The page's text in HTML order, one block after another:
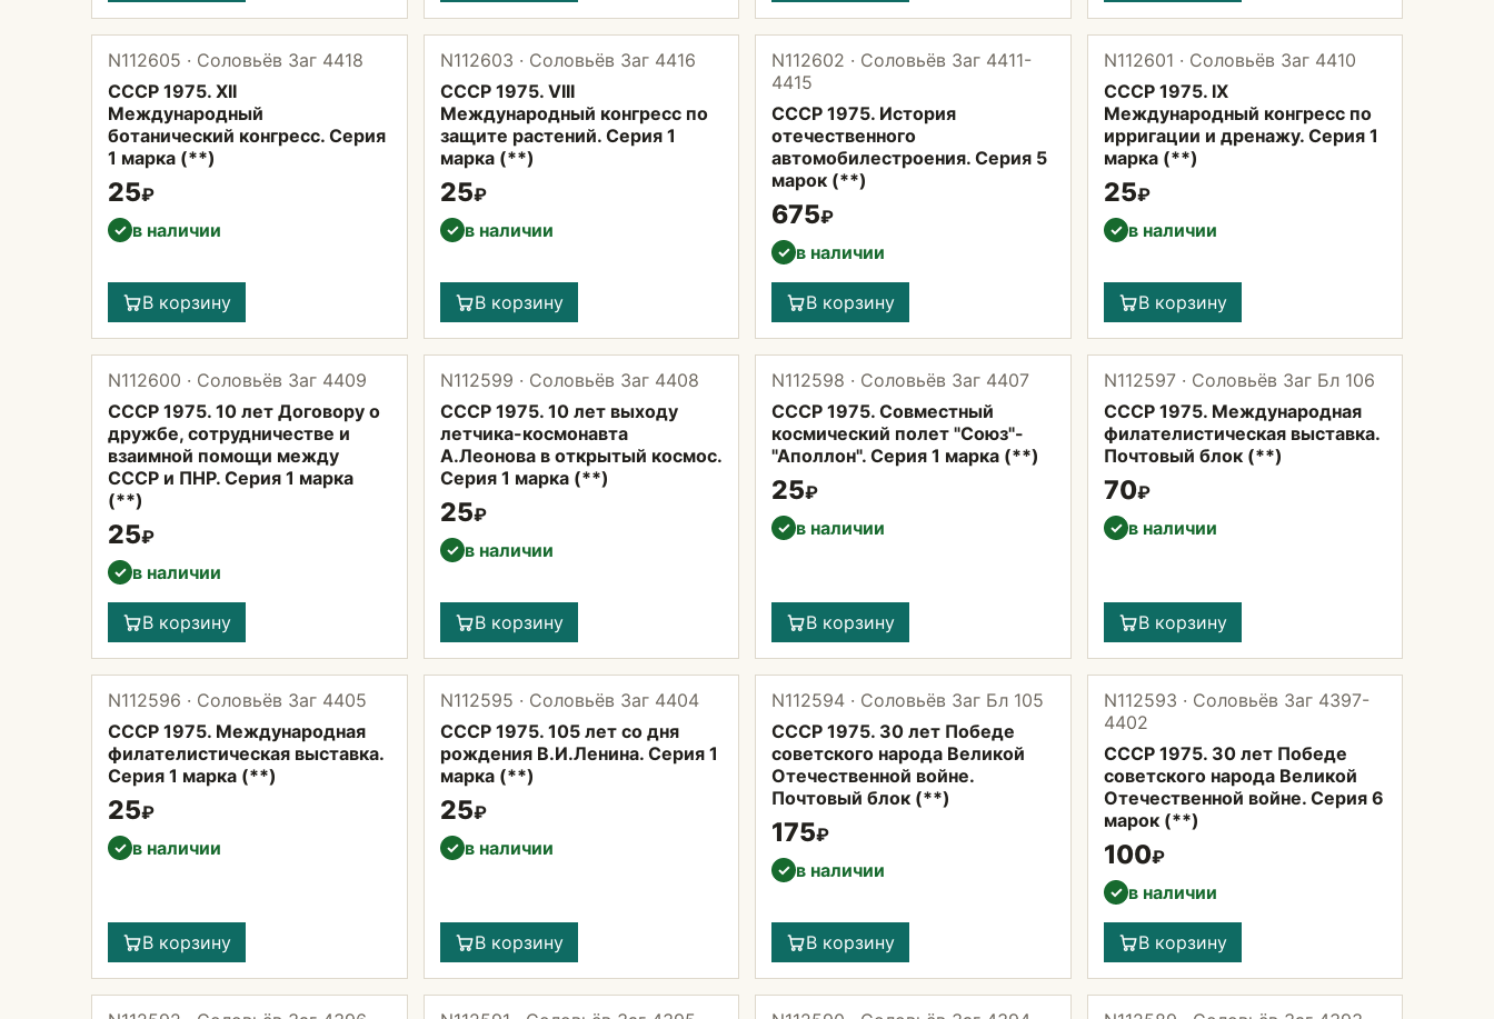
N112605 · Соловьёв Заг 4418
СССР 1975. XII
Международный
ботанический конгресс. Серия
1 марка (**)
25₽
✓ в наличии
В корзину
N112603 · Соловьёв Заг 4416
СССР 1975. VIII
Международный конгресс по
защите растений. Серия 1
марка (**)
25₽
✓ в наличии
В корзину
N112602 · Соловьёв Заг 4411-
4415
СССР 1975. История
отечественного
автомобилестроения. Серия 5
марок (**)
675₽
✓ в наличии
В корзину
N112601 · Соловьёв Заг 4410
СССР 1975. IX
Международный конгресс по
ирригации и дренажу. Серия 1
марка (**)
25₽
✓ в наличии
В корзину
N112600 · Соловьёв Заг 4409
СССР 1975. 10 лет Договору о
дружбе, сотрудничестве и
взаимной помощи между
СССР и ПНР. Серия 1 марка
(**)
25₽
✓ в наличии
В корзину
N112599 · Соловьёв Заг 4408
СССР 1975. 10 лет выходу
летчика-космонавта
А.Леонова в открытый космос.
Серия 1 марка (**)
25₽
✓ в наличии
В корзину
N112598 · Соловьёв Заг 4407
СССР 1975. Совместный
космический полет "Союз"-
"Аполлон". Серия 1 марка (**)
25₽
✓ в наличии
В корзину
N112597 · Соловьёв Заг Бл 106
СССР 1975. Международная
филателистическая выставка.
Почтовый блок (**)
70₽
✓ в наличии
В корзину
N112596 · Соловьёв Заг 4405
СССР 1975. Международная
филателистическая выставка.
Серия 1 марка (**)
25₽
✓ в наличии
В корзину
N112595 · Соловьёв Заг 4404
СССР 1975. 105 лет со дня
рождения В.И.Ленина. Серия 1
марка (**)
25₽
✓ в наличии
В корзину
N112594 · Соловьёв Заг Бл 105
СССР 1975. 30 лет Победе
советского народа Великой
Отечественной войне.
Почтовый блок (**)
175₽
✓ в наличии
В корзину
N112593 · Соловьёв Заг 4397-
4402
СССР 1975. 30 лет Победе
советского народа Великой
Отечественной войне. Серия 6
марок (**)
100₽
✓ в наличии
В корзину